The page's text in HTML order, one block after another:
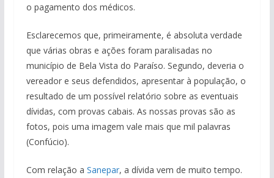
o pagamento dos médicos.
Esclarecemos que, primeiramente, é absoluta verdade
que várias obras e ações foram paralisadas no
município de Bela Vista do Paraíso. Segundo, deveria o
vereador e seus defendidos, apresentar à população, o
resultado de um possível relatório sobre as eventuais
dívidas, com provas cabais. As nossas provas são as
fotos, pois uma imagem vale mais que mil palavras
(Confúcio).
Com relação a Sanepar, a dívida vem de muito tempo.